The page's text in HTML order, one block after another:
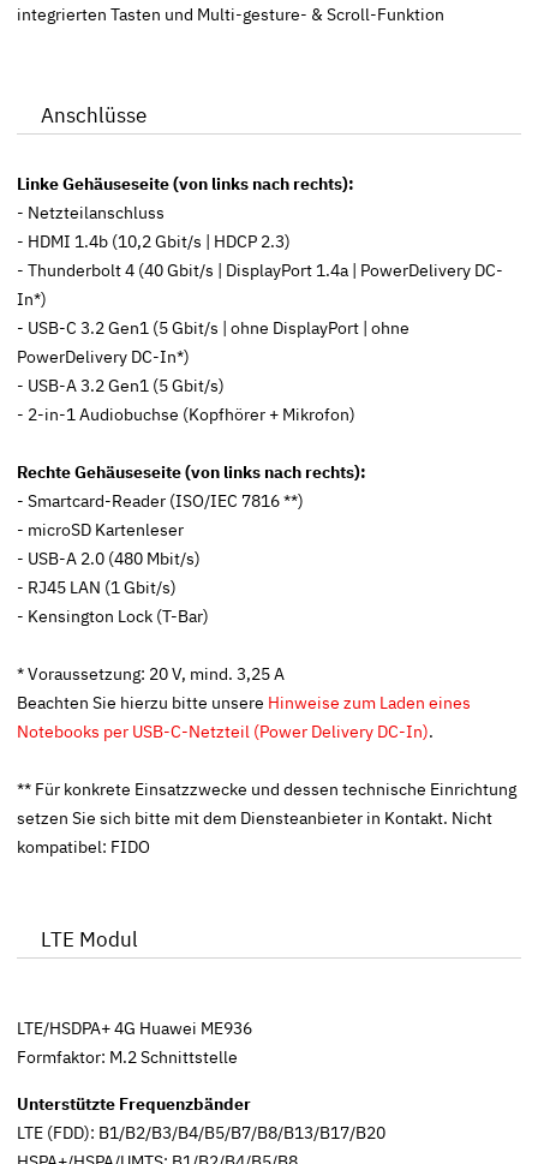
integrierten Tasten und Multi-gesture- & Scroll-Funktion
Anschlüsse
Linke Gehäuseseite (von links nach rechts):
- Netzteilanschluss
- HDMI 1.4b (10,2 Gbit/s | HDCP 2.3)
- Thunderbolt 4 (40 Gbit/s | DisplayPort 1.4a | PowerDelivery DC-
In*)
- USB-C 3.2 Gen1 (5 Gbit/s | ohne DisplayPort | ohne
PowerDelivery DC-In*)
- USB-A 3.2 Gen1 (5 Gbit/s)
- 2-in-1 Audiobuchse (Kopfhörer + Mikrofon)
Rechte Gehäuseseite (von links nach rechts):
- Smartcard-Reader (ISO/IEC 7816 **)
- microSD Kartenleser
- USB-A 2.0 (480 Mbit/s)
- RJ45 LAN (1 Gbit/s)
- Kensington Lock (T-Bar)
* Voraussetzung: 20 V, mind. 3,25 A
Beachten Sie hierzu bitte unsere Hinweise zum Laden eines
Notebooks per USB-C-Netzteil (Power Delivery DC-In).
** Für konkrete Einsatzzwecke und dessen technische Einrichtung
setzen Sie sich bitte mit dem Diensteanbieter in Kontakt. Nicht
kompatibel: FIDO
LTE Modul
LTE/HSDPA+ 4G Huawei ME936
Formfaktor: M.2 Schnittstelle
Unterstützte Frequenzbänder
LTE (FDD): B1/B2/B3/B4/B5/B7/B8/B13/B17/B20